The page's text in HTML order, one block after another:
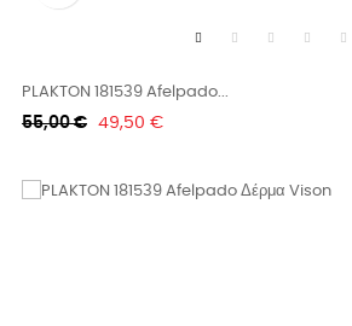
PLAKTON 181539 Afelpado...
Κανονική
55,00 € Τιμή
49,50 €